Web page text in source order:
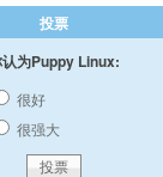
投票
为Puppy Linux:
很好
很强大